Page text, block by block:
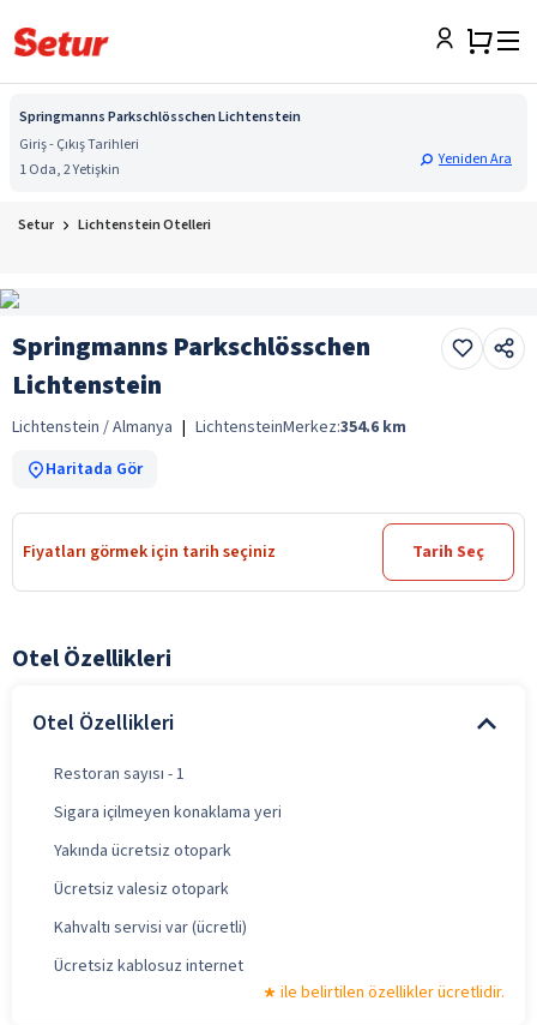
Springmanns Parkschlösschen Lichtenstein
Giriş - Çıkış Tarihleri
1 Oda, 2 Yetişkin
Yeniden Ara
Setur Lichtenstein Otelleri
Springmanns Parkschlösschen
Lichtenstein
Lichtenstein / Almanya | LichtensteinMerkez:354.6 km
Haritada Gör
Fiyatları görmek için tarih seçiniz Tarih Seç
Otel Özellikleri
Otel Özellikleri
Restoran sayısı - 1
Sigara içilmeyen konaklama yeri
Yakında ücretsiz otopark
Ücretsiz valesiz otopark
Kahvaltı servisi var (ücretli)
Ücretsiz kablosuz internet
ile belirtilen özellikler ücretlidir.